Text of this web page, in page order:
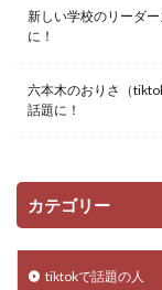
新しい学校のリーダ
に！
六本木のおりさ（
話題に！
カテゴリー
tiktokで話題の人